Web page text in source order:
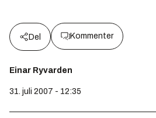
Del Kommenter
Einar Ryvarden
31. juli 2007 - 12:35